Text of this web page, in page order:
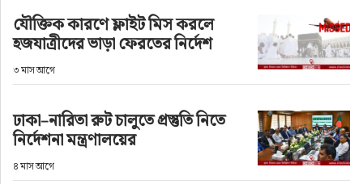
যৌক্তিক কারণে ফ্লাইট মিস করলে
হজযাত্রীদের ভাড়া ফেরতের নির্দেশ
৩ মাস আগে
ঢাকা–নারিতা রুট চালুতে প্রস্তুতি নিতে
নির্দেশনা মন্ত্রণালয়ের
৪ মাস আগে